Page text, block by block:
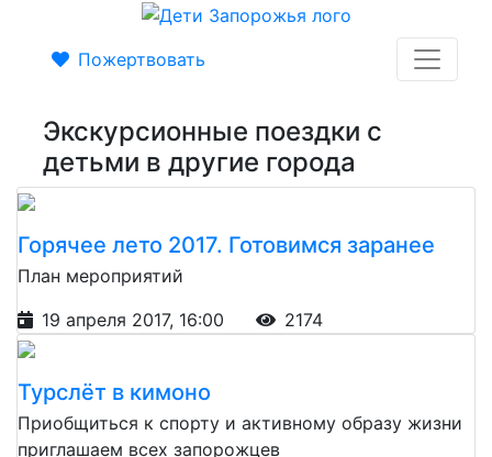
Пожертвовать
Экскурсионные поездки с
детьми в другие города
Горячее лето 2017. Готовимся заранее
План мероприятий
19 апреля 2017, 16:00
2174
Турслёт в кимоно
Приобщиться к спорту и активному образу жизни
приглашаем всех запорожцев